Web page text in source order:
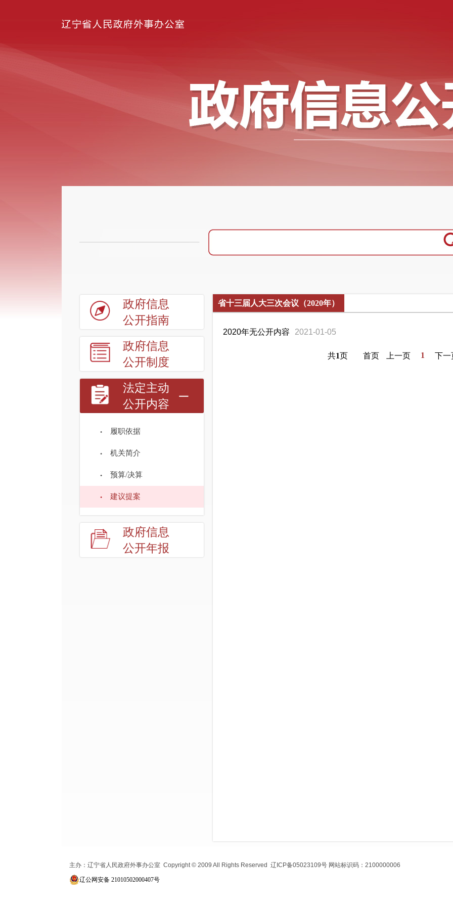
政府信息
公开指南
政府信息
公开制度
法定主动
公开内容
履职依据
机关简介
预算/决算
建议提案
政府信息
公开年报
省十三届人大三次会议（2020年）
2020年无公开内容 2021-01-05
共1页 首页 上一页 1 下一
主办：辽宁省人民政府外事办公室 Copyright © 2009 All Rights Reserved 辽ICP备05023109号 网站标识码：2100000006
辽公网安备 21010502000407号